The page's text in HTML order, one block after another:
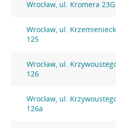
Wrocław, ul. Kromera 23G
Wrocław, ul.
125
Wrocław, ul.
126
Wrocław, ul.
126a